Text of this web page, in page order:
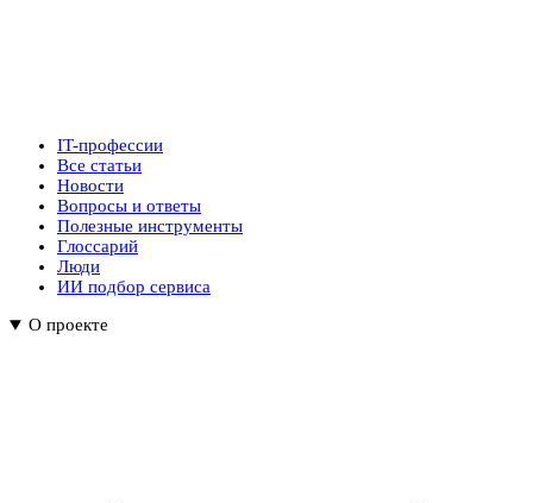
IT-профессии
Все статьи
Новости
Вопросы и ответы
Полезные инструменты
Глоссарий
Люди
ИИ подбор сервиса
О проекте